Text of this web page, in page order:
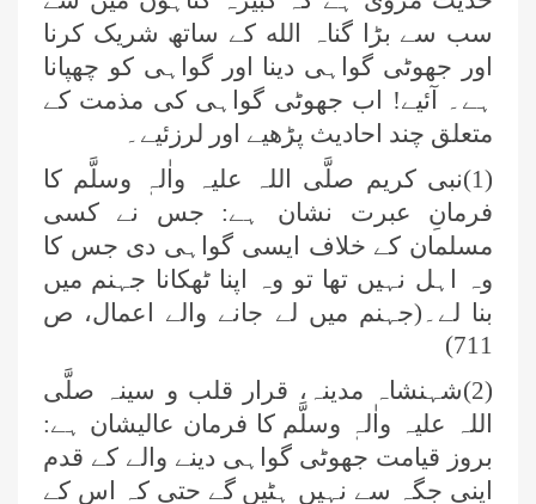
سب سے بڑا گناہ الله کے ساتھ شریک کرنا
اور جھوٹی گواہی دینا اور گواہی کو چھپانا
ہے۔ آئیے! اب جھوٹی گواہی کی مذمت کے
متعلق چند احادیث پڑھیے اور لرزئیے۔
(1)نبی کریم صلَّی اللہ علیہ واٰلہٖ وسلَّم کا
فرمانِ عبرت نشان ہے: جس نے کسی
مسلمان کے خلاف ایسی گواہی دی جس کا
وہ اہل نہیں تھا تو وہ اپنا ٹھکانا جہنم میں
بنا لے۔(جہنم میں لے جانے والے اعمال، ص
711)
(2)شہنشاہ مدینہ، قرار قلب و سینہ صلَّی
اللہ علیہ واٰلہٖ وسلَّم کا فرمان عالیشان ہے:
بروز قیامت جھوٹی گواہی دینے والے کے قدم
اپنی جگہ سے نہیں ہٹیں گے حتی کہ اس کے